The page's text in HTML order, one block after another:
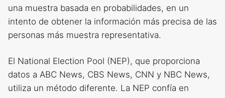
una muestra basada en probabilidades, en un
intento de obtener la información más precisa de las
personas más muestra representativa.
El National Election Pool (NEP), que proporciona
datos a ABC News, CBS News, CNN y NBC News,
utiliza un método diferente. La NEP confía en